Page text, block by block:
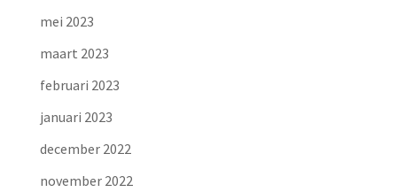
mei 2023
maart 2023
februari 2023
januari 2023
december 2022
november 2022